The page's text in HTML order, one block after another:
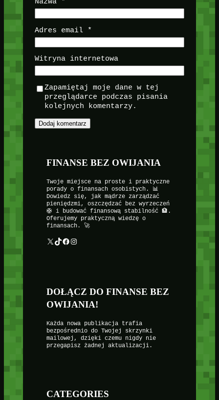
Nazwa *
Adres email *
Witryna internetowa
Zapamiętaj moje dane w tej
przeglądarce podczas pisania
kolejnych komentarzy.
FINANSE BEZ OWIJANIA
Twoje miejsce na proste i praktyczne
porady o finansach osobistych. 📊
Dowiedz się, jak mądrze zarządzać
pieniędzmi, oszczędzać bez wyrzeczeń
🛟 i budować finansową stabilność 🏦.
Oferujemy praktyczną wiedzę o
finansach. 🚀
X TikTok Facebook Instagram
DOŁĄCZ DO FINANSE BEZ
OWIJANIA!
Każda nowa publikacja trafia
bezpośrednio do Twojej skrzynki
mailowej, dzięki czemu nigdy nie
przegapisz żadnej aktualizacji.
CATEGORIES